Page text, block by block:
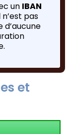
un IBAN
n’est pas
d’aucune
et